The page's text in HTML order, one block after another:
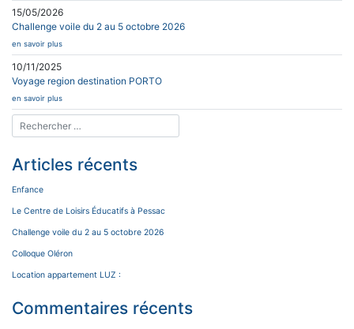
15/05/2026
Challenge voile du 2 au 5 octobre 2026
en savoir plus
10/11/2025
Voyage region destination PORTO
en savoir plus
Articles récents
Enfance
Le Centre de Loisirs Éducatifs à Pessac
Challenge voile du 2 au 5 octobre 2026
Colloque Oléron
Location appartement LUZ :
Commentaires récents